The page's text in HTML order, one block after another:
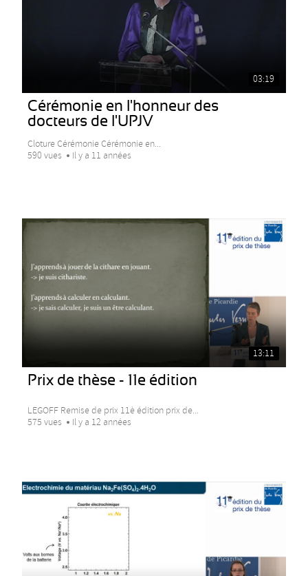
03:19
Cérémonie en l'honneur des
docteurs de l'UPJV
Cloture Cérémonie Cérémonie en...
590 vues
Il y a 11 années
13:11
Prix de thèse - 11e édition
LEGOFF Remise de prix 11è édition prix de...
575 vues
Il y a 12 années